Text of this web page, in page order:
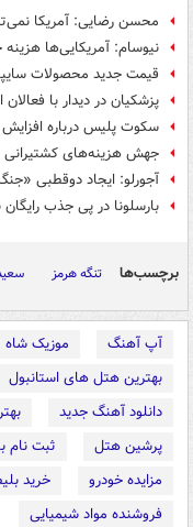
محسن رضایی: آمریکا
نیوسام: آمریکایی‌ها هزینه
قیمت جدید محصولات
پزشکیان در دیدار با
سکوت پلیس درباره افزایش ۳برابری هزینه گواهینامه موتور
جهش هزینه‌های کشتیرانی
آجورلو: ایجاد دوقطبی
بارسلونا در پی جذب رایگان
برچسب‌ها تنگه هرمز
آپ آهنگ موزیک شاه
بهترین هتل های استانبول
دانلود آهنگ جدید
پرشین هتل
ثبت نام
مزایده خودرو
خرید
فروشنده مواد شیمیایی